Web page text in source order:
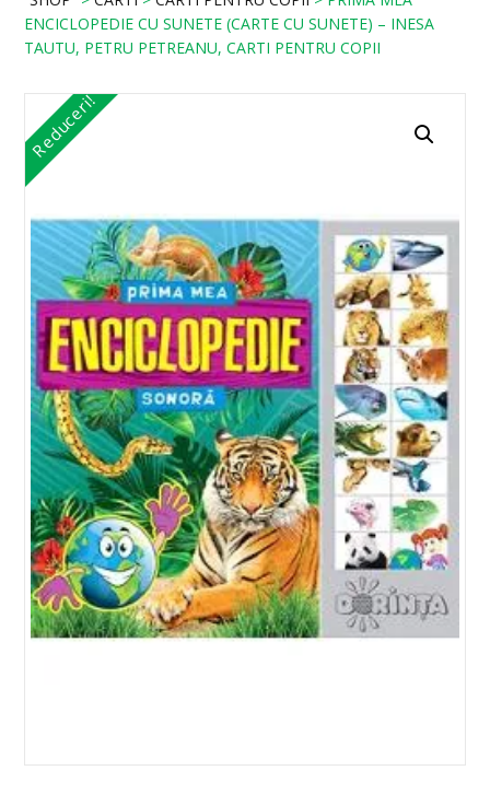
ENCICLOPEDIE CU SUNETE (CARTE CU SUNETE) – INESA
TAUTU, PETRU PETREANU, CARTI PENTRU COPII
Reduceri!